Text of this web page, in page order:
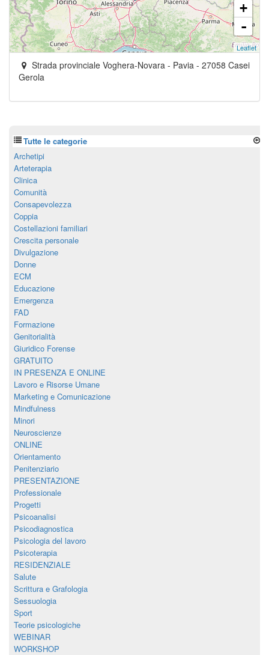
+
-
Leaflet
Strada provinciale Voghera-Novara - Pavia - 27058 Casei
Gerola
Tutte le categorie
Archetipi
Arteterapia
Clinica
Comunità
Consapevolezza
Coppia
Costellazioni familiari
Crescita personale
Divulgazione
Donne
ECM
Educazione
Emergenza
FAD
Formazione
Genitorialità
Giuridico Forense
GRATUITO
IN PRESENZA E ONLINE
Lavoro e Risorse Umane
Marketing e Comunicazione
Mindfulness
Minori
Neuroscienze
ONLINE
Orientamento
Penitenziario
PRESENTAZIONE
Professionale
Progetti
Psicoanalisi
Psicodiagnostica
Psicologia del lavoro
Psicoterapia
RESIDENZIALE
Salute
Scrittura e Grafologia
Sessuologia
Sport
Teorie psicologiche
WEBINAR
WORKSHOP